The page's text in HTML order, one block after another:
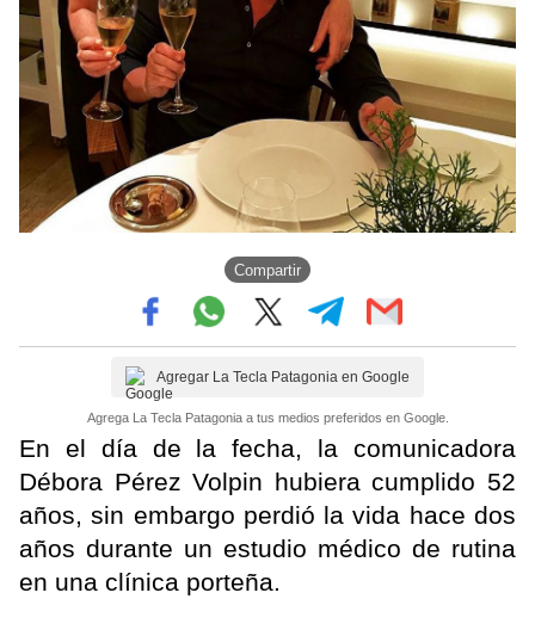
Compartir
Agregar La Tecla Patagonia en Google
Agrega La Tecla Patagonia a tus medios preferidos en Google.
En el día de la fecha, la comunicadora
Débora Pérez Volpin hubiera cumplido 52
años, sin embargo perdió la vida hace dos
años durante un estudio médico de rutina
en una clínica porteña.